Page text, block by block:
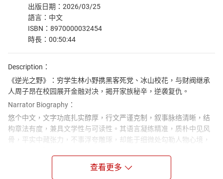
出版日期：2026/03/25
語言：中文
ISBN：8970000032454
時長：00:50:44
Description：
《逆光之野》：穷学生林小野携黑客死党、冰山校花，与财阀继承
人周子昂在校园展开金融对决，揭开家族秘辛，逆袭复仇。
Narrator Biography：
悠个中文，文字功底扎实醇厚，行文严谨克制，叙事脉络清晰，结
构章法有度，兼具文学性与可读性。其语言凝练精准，质朴中见风
骨，平实中藏张力，不事浮夸雕琢，却能于细微处勾勒人物心境，
无论是场景描摹、细节刻画，还是情感铺陈、思想表达，均层次分
明、意蕴深远，兼具画面感与感染力，使读者极易沉浸于文本所构
查看更多